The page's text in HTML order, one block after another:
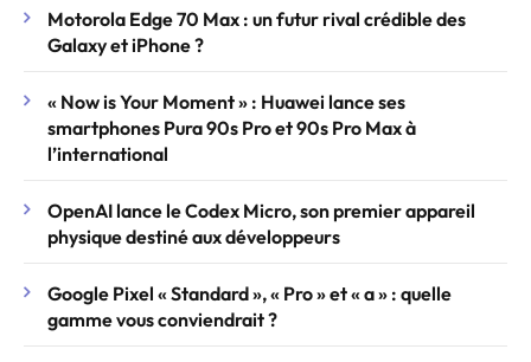
Motorola Edge 70 Max : un futur rival crédible des
Galaxy et iPhone ?
« Now is Your Moment » : Huawei lance ses
smartphones Pura 90s Pro et 90s Pro Max à
l’international
OpenAI lance le Codex Micro, son premier appareil
physique destiné aux développeurs
Google Pixel « Standard », « Pro » et « a » : quelle
gamme vous conviendrait ?